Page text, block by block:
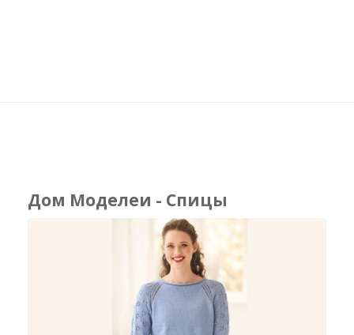
Дом Моделеи - Спицы